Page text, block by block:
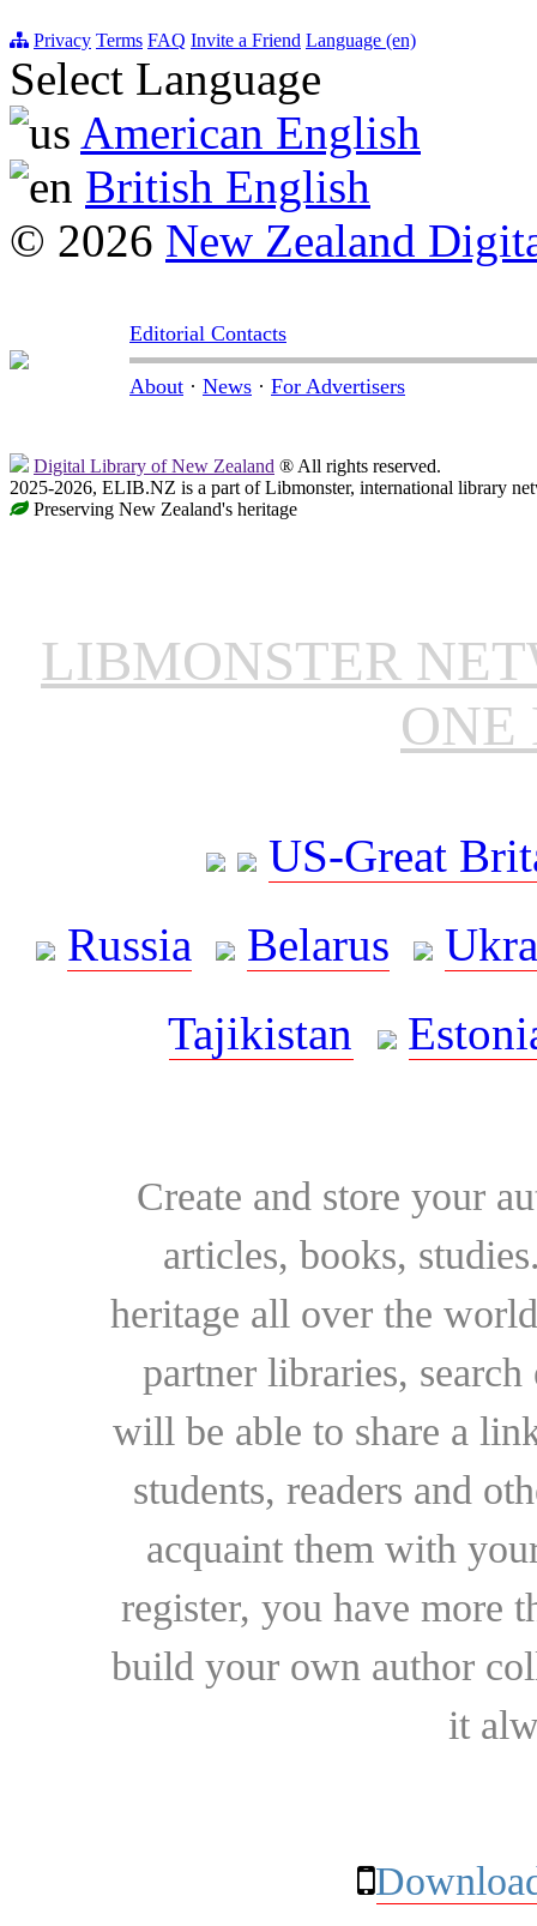
Privacy Terms FAQ Invite a Friend Language (en)
Select Language
American English
British English
© 2026 New Zealand
Editorial Contacts
About · News · For Advertisers
Digital Library of New Zealand ® All rights reserved.
2025-2026, ELIB.NZ is a part of Libmonster, international library
Preserving New Zealand's heritage
LIBMONSTER
ONE
US-Great
Russia
Belarus
Tajikistan
Create and store your
articles, books,
heritage all over the
partner libraries,
will be able to share a
students, readers and
acquaint them with
register, you have more
build your own author
it